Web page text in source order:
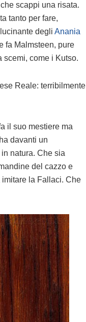
scappi una risata.
tanto per fare,
degli Anania
fa Malmsteen, pure
scemi, come i Kutso.
Reale: terribilmente
il suo mestiere ma
davanti un
natura. Che sia
del cazzo e
la Fallaci. Che